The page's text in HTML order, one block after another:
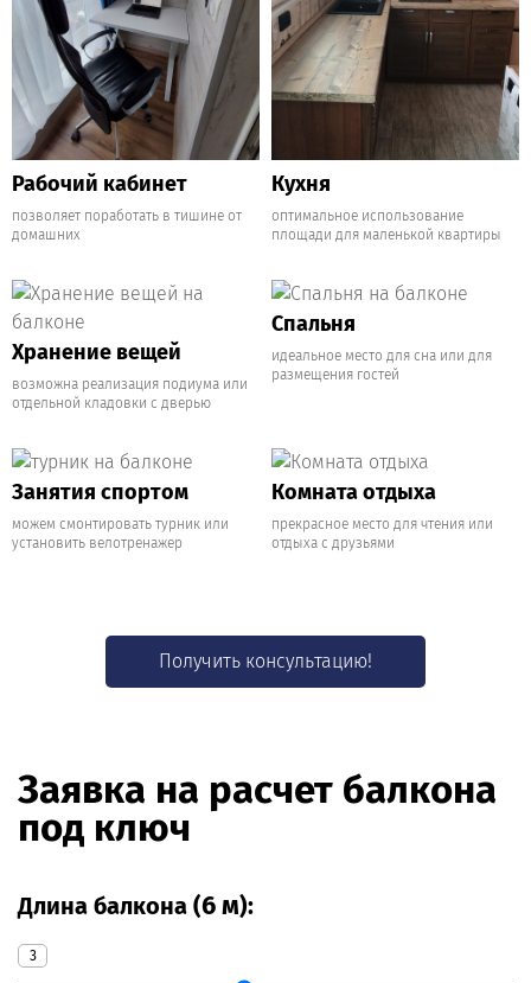
Рабочий кабинет
позволяет поработать в тишине от
домашних
Кухня
оптимальное использование
площади для маленькой квартиры
Хранение вещей
возможна реализация подиума или
отдельной кладовки с дверью
Спальня
идеальное место для сна или для
размещения гостей
Занятия спортом
можем смонтировать турник или
установить велотренажер
Комната отдыха
прекрасное место для чтения или
отдыха с друзьями
Получить консультацию!
Заявка на расчет балкона
под ключ
Длина балкона (6 м):
3